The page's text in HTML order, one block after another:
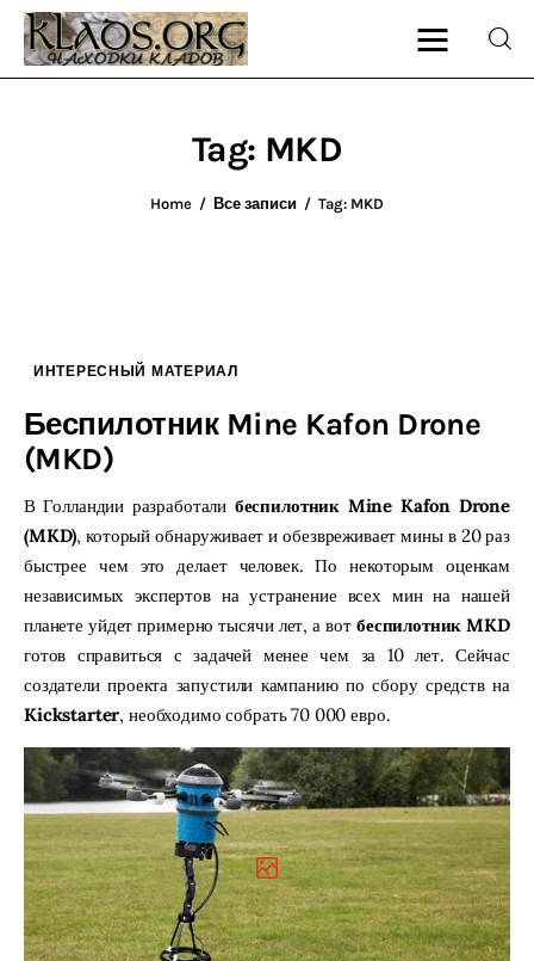
Tag: MKD
Home Все записи Tag: MKD
ИНТЕРЕСНЫЙ МАТЕРИАЛ
Беспилотник Mine Kafon Drone
(MKD)
В Голландии разработали беспилотник Mine Kafon Drone
(MKD), который обнаруживает и обезвреживает мины в 20 раз
быстрее чем это делает человек. По некоторым оценкам
независимых экспертов на устранение всех мин на нашей
планете уйдет примерно тысячи лет, а вот беспилотник MKD
готов справиться с задачей менее чем за 10 лет. Сейчас
создатели проекта запустили кампанию по сбору средств на
Kickstarter, необходимо собрать 70 000 евро.